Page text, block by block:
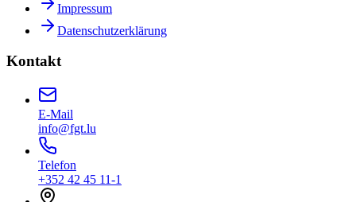
Impressum
Datenschutzerklärung
Kontakt
E-Mail
info@fgt.lu
Telefon
+352 42 45 11-1